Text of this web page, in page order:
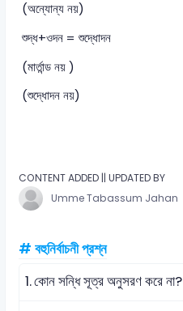
(অন্যোন্য নয়)
শুদ্ধ+ওদন = শুদ্ধোদন
(মাৰ্তান্ড নয় )
(শুদ্ধোদন নয়)
CONTENT ADDED || UPDATED BY
Umme Tabassum Jahan
# বহুনির্বাচনী প্রশ্ন
1.কোন সন্ধি সূত্র অনুসরণ করে না?